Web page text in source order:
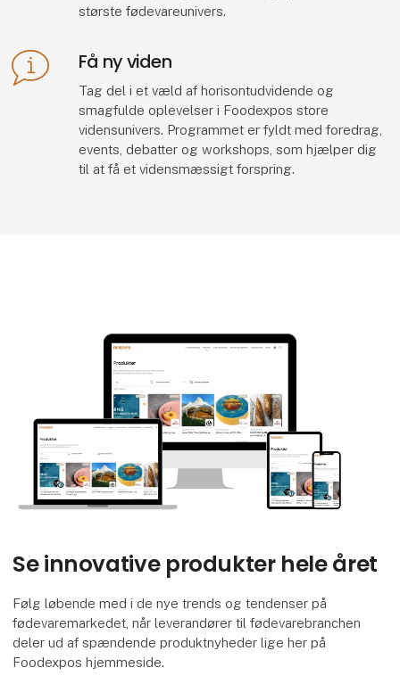
største fødevareunivers.
Få ny viden
Tag del i et væld af horisontudvidende og
smagfulde oplevelser i Foodexpos store
vidensunivers. Programmet er fyldt med foredrag,
events, debatter og workshops, som hjælper dig
til at få et vidensmæssigt forspring.
Se innovative produkter hele året
Følg løbende med i de nye trends og tendenser på
fødevaremarkedet, når leverandører til fødevarebranchen
deler ud af spændende produktnyheder lige her på
Foodexpos hjemmeside.